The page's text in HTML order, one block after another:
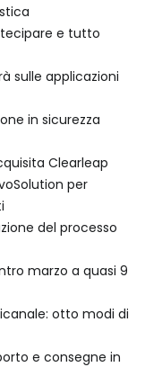
e tutto
sulle applicazioni
in sicurezza
Clearleap
per
del processo
marzo a quasi 9
otto modi di
e consegne in